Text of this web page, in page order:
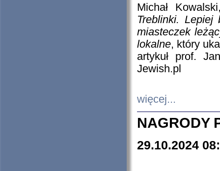
Michał
Treblinki. Lepiej
miasteczek
lokalne, który
artykuł prof.
Jewish.pl
więcej...
NAGRODY
29.10.2024